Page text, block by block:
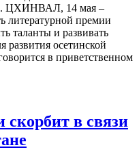
ЦХИНВАЛ, 14 мая –
литературной премии
таланты и развивать
развития осетинской
в приветственном
в связи